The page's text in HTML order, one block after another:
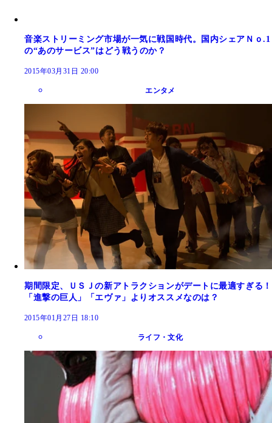
音楽ストリーミング市場が一気に戦国時代。国内シェアＮｏ.1
の“あのサービス”はどう戦うのか？
2015年03月31日 20:00
エンタメ
期間限定、ＵＳＪの新アトラクションがデートに最適すぎる！
「進撃の巨人」「エヴァ」よりオススメなのは？
2015年01月27日 18:10
ライフ・文化